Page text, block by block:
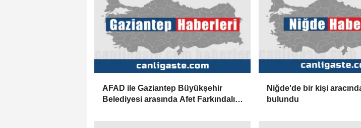
AFAD ile Gaziantep Büyükşehir
Belediyesi arasında Afet Farkındalık
protokolü
Niğde'de bir kişi
bulundu